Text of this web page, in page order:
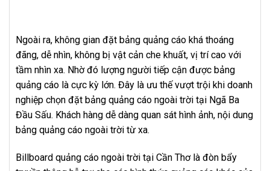
Ngoài ra, không gian đặt bảng quảng cáo khá thoáng
đãng, dễ nhìn, không bị vật cản che khuất, vị trí cao với
tầm nhìn xa. Nhờ đó lượng người tiếp cận được bảng
quảng cáo là cực kỳ lớn. Đây là ưu thế vượt trội khi doanh
nghiệp chọn đặt bảng quảng cáo ngoài trời tại Ngã Ba
Đầu Sấu. Khách hàng dễ dàng quan sát hình ảnh, nội dung
bảng quảng cáo ngoài trời từ xa.
Billboard quảng cáo ngoài trời tại Cần Thơ là đòn bẩy